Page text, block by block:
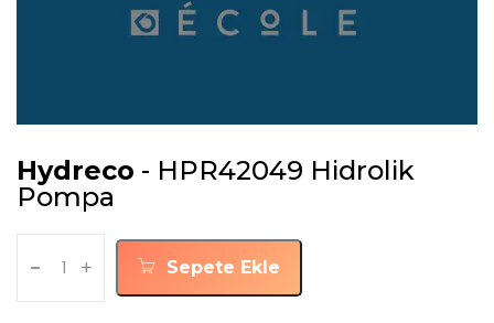
Hydreco - HPR42049 Hidrolik
Pompa
- + Sepete Ekle